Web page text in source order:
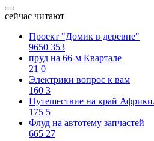
сейчас читают
Проект "Домик в деревне"
9650 353
пруд на 66-м Квартале
21 0
Электрики вопрос к вам
160 3
Путешествие на край Африки.
175 5
Флуд на автотему запчастей
665 27